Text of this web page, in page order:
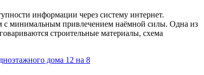
информации через систему интернет.
с минимальным привлечением наёмной силы. Одна из
строительные материалы, схема
дома 12 на 8